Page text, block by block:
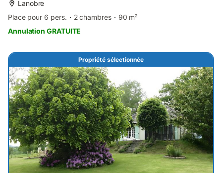
Lanobre
Place pour 6 pers.
2 chambres
90 m²
Annulation GRATUITE
Propriété sélectionnée